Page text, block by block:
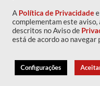
Copyright © 2016 IPOG
Política de
A Política de Privacidade
complementam este
descritos no Aviso de
está de acordo ao navegar
Configurações